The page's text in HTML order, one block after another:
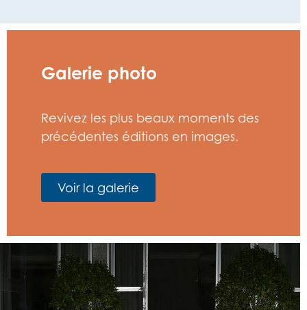
Galerie photo
Revivez les plus beaux moments des
précédentes éditions en images.
Voir la galerie